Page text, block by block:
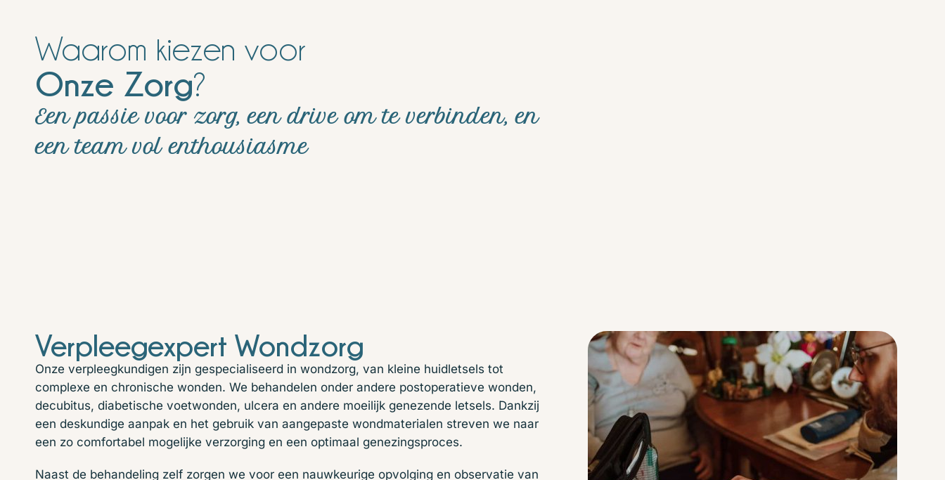
Waarom kiezen voor
Onze Zorg?
Een passie voor zorg, een drive om te verbinden, en
een team vol enthousiasme
Verpleegexpert Wondzorg
Onze verpleegkundigen zijn gespecialiseerd in wondzorg, van kleine huidletsels tot
complexe en chronische wonden. We behandelen onder andere postoperatieve wonden,
decubitus, diabetische voetwonden, ulcera en andere moeilijk genezende letsels. Dankzij
een deskundige aanpak en het gebruik van aangepaste wondmaterialen streven we naar
een zo comfortabel mogelijke verzorging en een optimaal genezingsproces.
Naast de behandeling zelf zorgen we voor een nauwkeurige opvolging en observatie van